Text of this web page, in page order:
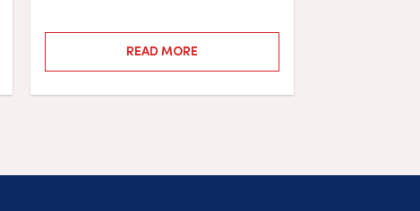
READ MORE